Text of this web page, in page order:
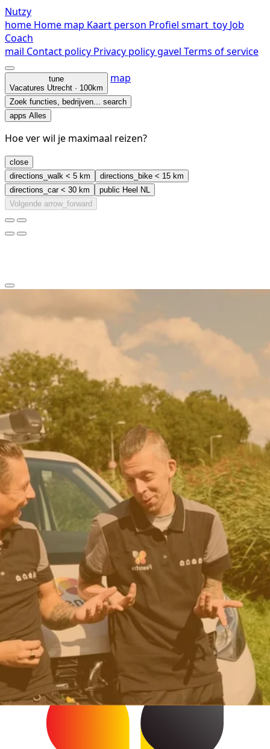
Nutzy
home Home map Kaart person Profiel smart_toy Job
Coach
mail Contact policy Privacy policygavel Terms of service
tune
Vacatures Utrecht · 100km
map
Zoek functies, bedrijven... search
apps Alles
Hoe ver wil je maximaal reizen?
close
directions_walk < 5 km directions_bike < 15 km
directions_car< 30 km public Heel NL
Volgende arrow_forward